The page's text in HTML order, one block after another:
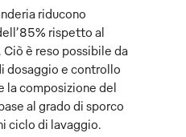
riducono
rispetto al
è reso possibile da
dosaggio e controllo
la composizione del
al grado di sporco
ciclo di lavaggio.